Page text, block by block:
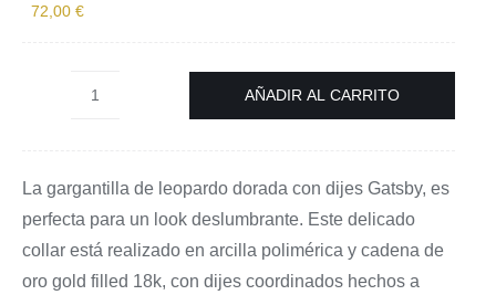
72,00 €
AÑADIR AL CARRITO
La gargantilla de leopardo dorada con dijes Gatsby, es
perfecta para un look deslumbrante. Este delicado
collar está realizado en arcilla polimérica y cadena de
oro gold filled 18k, con dijes coordinados hechos a